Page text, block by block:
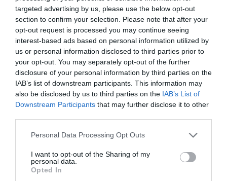
targeted advertising by us, please use the below opt-out
section to confirm your selection. Please note that after your
opt-out request is processed you may continue seeing
interest-based ads based on personal information utilized by
us or personal information disclosed to third parties prior to
your opt-out. You may separately opt-out of the further
disclosure of your personal information by third parties on the
IAB’s list of downstream participants. This information may
also be disclosed by us to third parties on the IAB’s List of
Downstream Participants that may further disclose it to other
Please note that this website/app uses one or more Google
not limited to your visit or usage behaviour. You may click to
grant or deny consent to Google and its third-party tags to
use your data for below specified purposes in below Google
Personal Data Processing Opt Outs
I want to opt-out of the Sharing of my
personal data.
Opted In
ΟΛΕΣ ΟΙ ΕΙΔΗΣΕΙΣ →
διαβάστε ακόμη